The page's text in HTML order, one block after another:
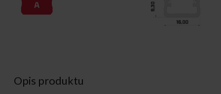
Opis produktu